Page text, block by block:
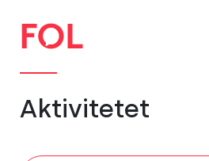
Aktivitetet